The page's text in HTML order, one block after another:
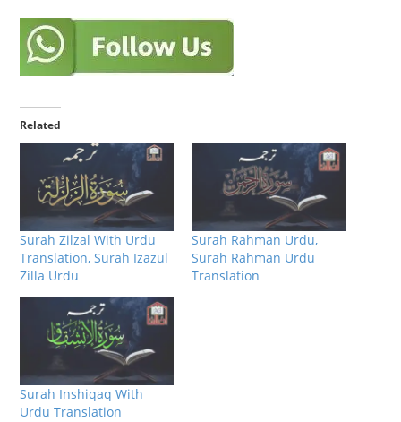
Related
Surah Zilzal With Urdu
Translation, Surah Izazul
Zilla Urdu
Surah Rahman Urdu,
Surah Rahman Urdu
Translation
Surah Inshiqaq With
Urdu Translation